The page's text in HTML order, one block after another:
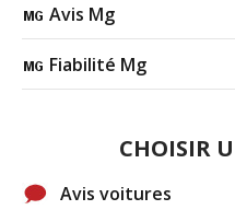
Avis Mg
Fiabilité Mg
CHOISIR
Avis voitures